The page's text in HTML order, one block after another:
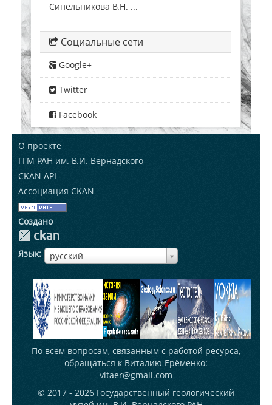
Синельникова В.Н. ...
Социальные сети
Google+
Twitter
Facebook
О проекте
ГГМ РАН им. В.И. Вернадского
CKAN API
Ассоциация CKAN
Создано
Язык русский
ЯзыкЯзык
По всем вопросам, связанным с работой ресурса,
обращаться к Виталию Ерёменко:
vitaer@gmail.com
© 2017 - 2026 Государственный геологический